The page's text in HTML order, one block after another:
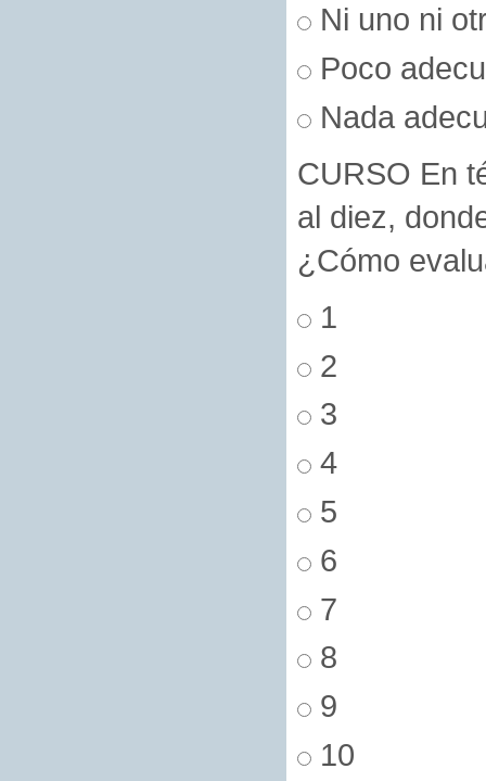
Ni uno ni
Poco
Nada
CURSO En
al diez,
¿Cómo
1
2
3
4
5
6
7
8
9
10